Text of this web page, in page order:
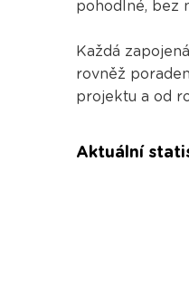
pohodlné, bez
Každá
rovněž
projektu a od
Aktuální